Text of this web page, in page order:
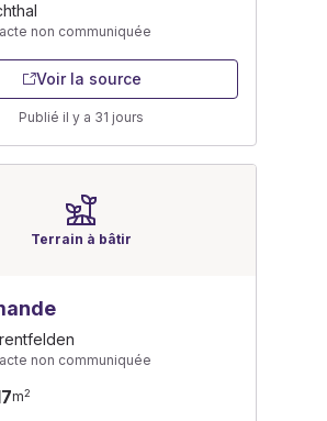
non communiquée
Voir la source
Publié il y a 31 jours
Terrain à bâtir
non communiquée
m2